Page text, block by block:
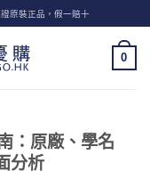
原裝正品，假一賠十
0
：原廠、學名
分析